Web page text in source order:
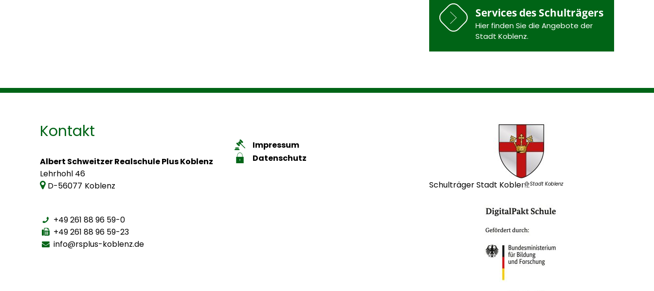
Services des Schulträgers
Hier finden Sie die Angebote der
Stadt Koblenz.
Kontakt
Albert Schweitzer Realschule Plus Koblenz
Lehrhohl 46
D-56077 Koblenz
+49 261 88 96 59-0
+49 261 88 96 59-23
info@rsplus-koblenz.de
Impressum
Datenschutz
© Stadt Koblenz
Schulträger Stadt Koblenz